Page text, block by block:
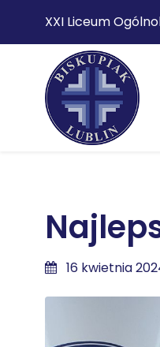
XXI Liceum
16 kwietnia